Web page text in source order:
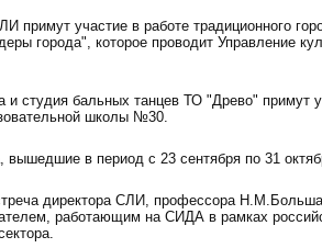
примут участие в работе традиционного
города", которое проводит Управление
и студия бальных танцев ТО "Древо" примут
школы №30.
вышедшие в период с 23 сентября по 31
директора СЛИ, профессора
работающим на СИДА в рамках